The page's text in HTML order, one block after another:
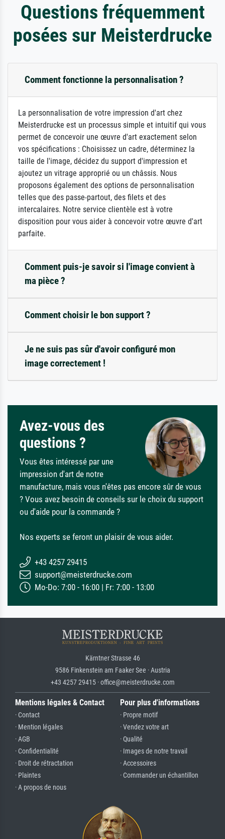
Questions fréquemment
posées sur Meisterdrucke
Comment fonctionne la personnalisation ?
La personnalisation de votre impression d'art chez
Meisterdrucke est un processus simple et intuitif qui vous
permet de concevoir une œuvre d'art exactement selon
vos spécifications : Choisissez un cadre, déterminez la
taille de l'image, décidez du support d'impression et
ajoutez un vitrage approprié ou un châssis. Nous
proposons également des options de personnalisation
telles que des passe-partout, des filets et des
intercalaires. Notre service clientèle est à votre
disposition pour vous aider à concevoir votre œuvre d'art
parfaite.
Comment puis-je savoir si l'image convient à
ma pièce ?
Comment choisir le bon support ?
Je ne suis pas sûr d'avoir configuré mon
image correctement !
Avez-vous des
questions ?
Vous êtes intéressé par une
impression d'art de notre
manufacture, mais vous n'êtes pas encore sûr de vous
? Vous avez besoin de conseils sur le choix du support
ou d'aide pour la commande ?
Nos experts se feront un plaisir de vous aider.
+43 4257 29415
support@meisterdrucke.com
Mo-Do: 7:00 - 16:00 | Fr: 7:00 - 13:00
Kärntner Strasse 46
9586 Finkenstein am Faaker See · Austria
+43 4257 29415 · office@meisterdrucke.com
Mentions légales & Contact
· Contact
· Mention légales
· AGB
· Confidentialité
· Droit de rétractation
· Plaintes
· A propos de nous
Pour plus d'informations
· Propre motif
· Vendez votre art
· Qualité
· Images de notre travail
· Accessoires
· Commander un échantillon